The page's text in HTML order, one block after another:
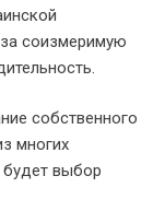
соизмеримую
собственного
многих
выбор